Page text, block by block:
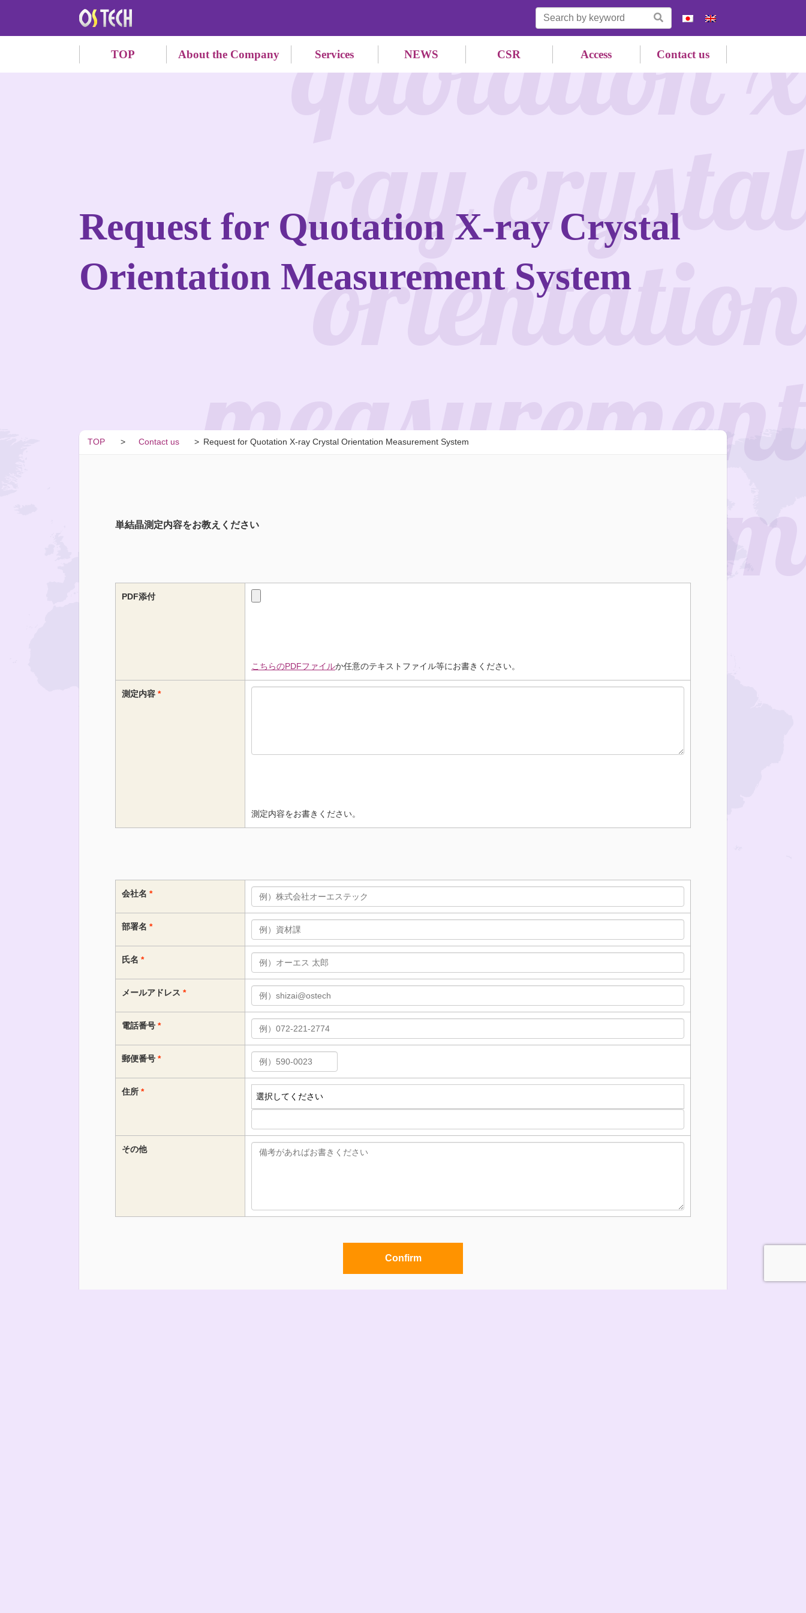
TOP About the Company Services NEWS CSR Access Contact us
Request for Quotation X-ray Crystal
Orientation Measurement System
quotation x
ray crystal
orientation
measurement
system
TOP Contact us Request for Quotation X-ray Crystal Orientation Measurement System
単結晶測定内容をお教えください
PDF添付
こちらのPDFファイルか任意のテキストファイル等にお書きください。
測定内容
測定内容をお書きください。
会社名
部署名
氏名
メールアドレス
電話番号
郵便番号
住所
その他